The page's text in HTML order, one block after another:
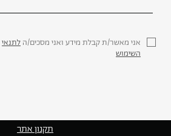
אני מאשר/ת קבלת מידע ואני מסכים/הלתנאי
השימוש
תקנון אתר